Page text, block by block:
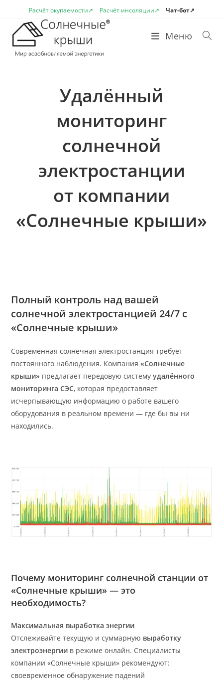
содержимому
Расчёт окупаемости↗ Расчёт инсоляции↗ Чат-бот↗
Меню
Удалённый
мониторинг
солнечной
электростанции
от компании
«Солнечные крыши»
Полный контроль над вашей
солнечной электростанцией 24/7 с
«Солнечные крыши»
Современная солнечная электростанция требует
постоянного наблюдения. Компания«Солнечные
крыши» предлагает передовую системуудалённого
мониторинга СЭС, которая предоставляет
исчерпывающую информацию о работе вашего
оборудования в реальном времени — где бы вы ни
находились.
Почему мониторинг солнечной станции от
«Солнечные крыши» — это
необходимость?
Максимальная выработка энергии
Отслеживайте текущую и суммарную выработку
электроэнергии в режиме онлайн. Специалисты
компании «Солнечные крыши» рекомендуют:
своевременное обнаружение падений